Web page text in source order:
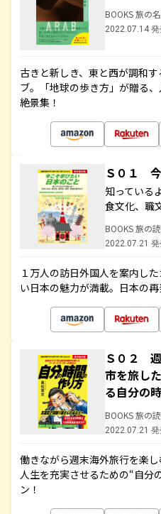
BOOKS 旅の
2022.07.14
古きと新しき、東と西が調和
ブ。「地球の歩き方」が贈る
絶景集！
Ｓ０１ 今
知っている
食文化、職
BOOKS 旅の
2022.07.21
１万人の訪日外国人を案内し
い日本の魅力が満載。日本の再
Ｓ０２
市を旅し
る自分の
BOOKS 旅の
2022.07.21
働きながら週末海外旅行を楽
人生を充実させるための“自分
ン！